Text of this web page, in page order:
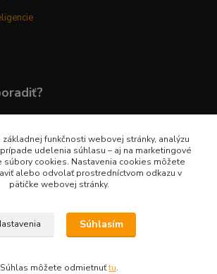
funkčnosti webovej stránky, analýzu
udelenia súhlasu – aj na marketingové
súbory cookies. Nastavenia cookies môžete
alebo odvolať prostredníctvom odkazu v
pätičke webovej stránky.
Súhlasím
Súhlas môžete odmietnuťtu.